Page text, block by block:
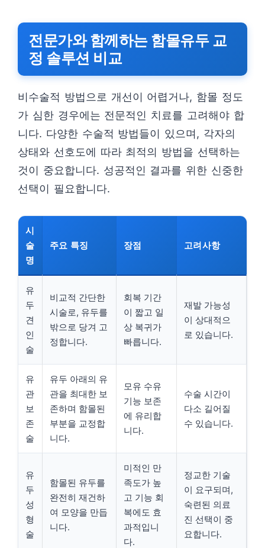
전문가와 함께하는 함몰유두 교
정 솔루션 비교
비수술적 방법으로 개선이 어렵거나, 함몰 정도
가 심한 경우에는 전문적인 치료를 고려해야 합
니다. 다양한 수술적 방법들이 있으며, 각자의
상태와 선호도에 따라 최적의 방법을 선택하는
것이 중요합니다. 성공적인 결과를 위한 신중한
선택이 필요합니다.
시
술
명
주요 특징 장점 고려사항
유
두
견
인
술
비교적 간단한
시술로, 유두를
밖으로 당겨 고
정합니다.
회복 기간
이 짧고 일
상 복귀가
빠릅니다.
재발 가능성
이 상대적으
로 있습니다.
유
관
보
존
술
유두 아래의 유
관을 최대한 보
존하며 함몰된
부분을 교정합
니다.
모유 수유
기능 보존
에 유리합
니다.
수술 시간이
다소 길어질
수 있습니다.
유
두
성
형
술
함몰된 유두를
완전히 재건하
여 모양을 만듭
니다.
미적인 만
족도가 높
고 기능 회
복에도 효
과적입니
다.
정교한 기술
이 요구되며,
숙련된 의료
진 선택이 중
요합니다.